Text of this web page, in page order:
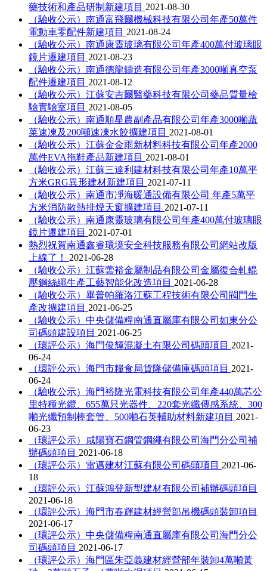
藥技術和產品研制新建項目 2021-08-30
（驗收公示）南通富飛爾機械科技有限公司年產50萬件
電動車零配件新建項目 2021-08-24
（驗收公示）南通康靈玻璃有限公司年產400萬付玻璃眼
鏡片遷建項目 2021-08-23
（驗收公示）南通德龍鑄造有限公司年產3000噸真空泵
配件遷建項目 2021-08-12
（驗收公示）江蘇安吉爾醫藥科技有限公司藥品質量檢
驗實驗室項目 2021-08-05
（驗收公示）南通順星農副產品有限公司年產3000噸蔬
菜速凍及200噸速凍水餃擴建項目 2021-08-01
（驗收公示）江蘇金金雨新材料科技有限公司年產2000
萬件EVA拖鞋產品新建項目 2021-08-01
（驗收公示）江蘇三達利建材科技有限公司年產10萬平
方米GRG異形建材新建項目 2021-07-11
（驗收公示）南通市凈海暖通設備有限公司 年產5萬平
方米消防散熱排煙天窗擴建項目 2021-07-11
（驗收公示）南通康靈玻璃有限公司年產400萬付玻璃眼
鏡片遷建項目 2021-07-01
熱烈祝賀南通鑫睿環境安全科技服務有限公司網站改版
上線了！ 2021-06-28
（驗收公示）江蘇蕓裕金屬制品有限公司金屬復合軋輥
壓鋼絲繩生產工藝智能化改造項目 2021-06-28
（驗收公示）畢普帕羅洛江蘇工程技術有限公司閥門生
產改擴建項目 2021-06-25
（驗收公示）中央儲備糧南通直屬庫有限公司如東分公
司碼頭建設項目 2021-06-25
（環評公示）海門俊輝混凝土有限公司碼頭項目 2021-
06-24
（環評公示）海門市糧食局貨隆儲備庫碼頭項目 2021-
06-24
（驗收公示）海門裕隆光電科技有限公司年產440萬芯公
里特種光纜、655萬只光器件、220套光纖傳感系統、300
噸光纖預制棒套管、500噸石英輔助材料新建項目 2021-
06-23
（環評公示）咸陽寶石鋼管鋼繩有限公司海門分公司補
辦碼頭項目 2021-06-18
（環評公示）雷邁建材江蘇有限公司碼頭項目 2021-06-
18
（環評公示）江蘇鴻登新型建材有限公司補辦碼頭項目
2021-06-18
（環評公示）海門市春輝建材經營部吊機碼頭裝卸項目
2021-06-17
（環評公示）中央儲備糧南通直屬庫有限公司海門分公
司碼頭項目 2021-06-17
（環評公示）海門區朱亞義建材經營部年裝卸4萬噸黃